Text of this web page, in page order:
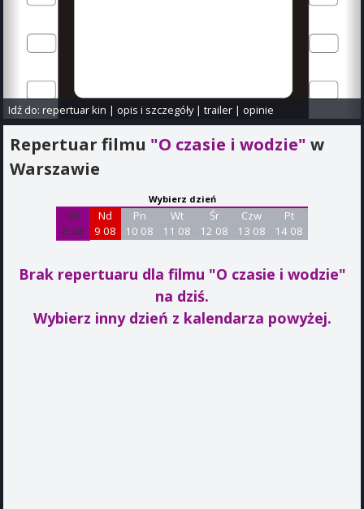
Idź do:repertuar kin |opis i szczegóły|trailer |opinie
Repertuar filmu "O czasie i wodzie" w
Warszawie
Wybierz dzień
Sb
8 08
Nd
9 08
Pn
10 08
Wt
11 08
Śr
12 08
Czw
13 08
Pt
14 08
Brak repertuaru dla filmu "O czasie i wodzie"
na dziś.
Wybierz inny dzień z kalendarza powyżej.